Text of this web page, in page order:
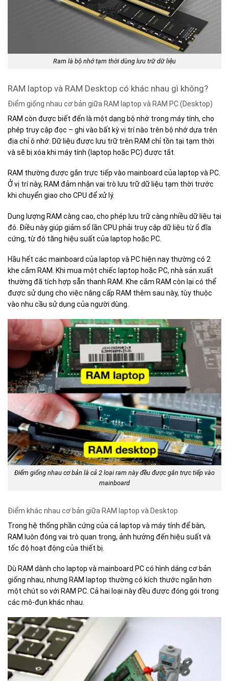
Ram là bộ nhớ tạm thời dùng lưu trữ dữ liệu
RAM laptop và RAM Desktop có khác nhau gì không?
Điểm giống nhau cơ bản giữa RAM laptop và RAM PC (Desktop)
RAM còn được biết đến là một dạng bộ nhớ trong máy tính, cho
phép truy cập đọc – ghi vào bất kỳ vị trí nào trên bộ nhớ dựa trên
địa chỉ ô nhớ. Dữ liệu được lưu trữ trên RAM chỉ tồn tại tạm thời
và sẽ bị xóa khi máy tính (laptop hoặc PC) được tắt.
RAM thường được gắn trực tiếp vào mainboard của laptop và PC.
Ở vị trí này, RAM đảm nhận vai trò lưu trữ dữ liệu tạm thời trước
khi chuyển giao cho CPU để xử lý.
Dung lượng RAM càng cao, cho phép lưu trữ càng nhiều dữ liệu tại
đó. Điều này giúp giảm số lần CPU phải truy cập dữ liệu từ ổ đĩa
cứng, từ đó tăng hiệu suất của laptop hoặc PC.
Hầu hết các mainboard của laptop và PC hiện nay thường có 2
khe cắm RAM. Khi mua một chiếc laptop hoặc PC, nhà sản xuất
thường đã tích hợp sẵn thanh RAM. Khe cắm RAM còn lại có thể
được sử dụng cho việc nâng cấp RAM thêm sau này, tùy thuộc
vào nhu cầu sử dụng của người dùng.
Điểm giống nhau cơ bản là cả 2 loại ram này đều được gắn trực tiếp vào
mainboard
Điểm khác nhau cơ bản giữa RAM laptop và Desktop
Trong hệ thống phần cứng của cả laptop và máy tính để bàn,
RAM luôn đóng vai trò quan trọng, ảnh hưởng đến hiệu suất và
tốc độ hoạt động của thiết bị.
Dù RAM dành cho laptop và mainboard PC có hình dáng cơ bản
giống nhau, nhưng RAM laptop thường có kích thước ngắn hơn
một chút so với RAM PC. Cả hai loại này đều được đóng gói trong
các mô-đun khác nhau.